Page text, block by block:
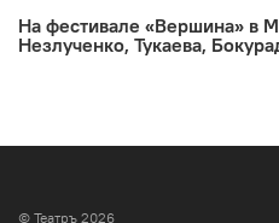
На фестивале «Вершина» в
Незлученко, Тукаева,
© Театръ 2026